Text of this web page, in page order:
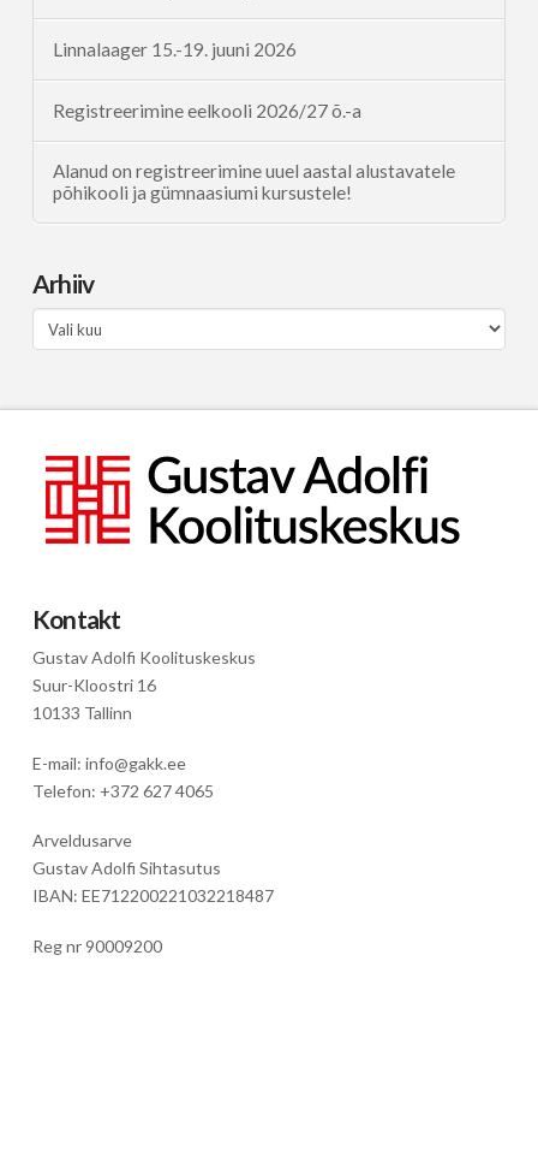
Linnalaager 15.-19. juuni 2026
Registreerimine eelkooli 2026/27 õ.-a
Alanud on registreerimine uuel aastal alustavatele
põhikooli ja gümnaasiumi kursustele!
Arhiiv
Arhiiv
Kontakt
Gustav Adolfi Koolituskeskus
Suur-Kloostri 16
10133 Tallinn
E-mail: info@gakk.ee
Telefon: +372 627 4065
Arveldusarve
Gustav Adolfi Sihtasutus
IBAN: EE712200221032218487
Reg nr 90009200